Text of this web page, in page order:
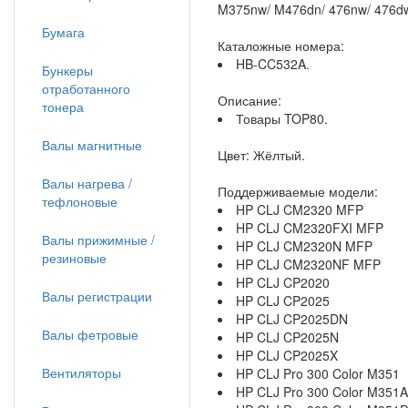
M375nw/ M476dn/ 476nw/
Каталожные номера:
HB-CC532A.
Описание:
Товары TOP80.
Цвет: Жёлтый.
Поддерживаемые модели:
HP CLJ CM2320 MFP
HP CLJ CM2320FXI MFP
HP CLJ CM2320N MFP
HP CLJ CM2320NF MFP
HP CLJ CP2020
HP CLJ CP2025
HP CLJ CP2025DN
HP CLJ CP2025N
HP CLJ CP2025X
HP CLJ Pro 300 Color M351
HP CLJ Pro 300 Color M351A
Бумага
Бункеры
отработанного
тонера
Валы магнитные
Валы нагрева /
тефлоновые
Валы прижимные /
резиновые
Валы регистрации
Валы фетровые
Вентиляторы